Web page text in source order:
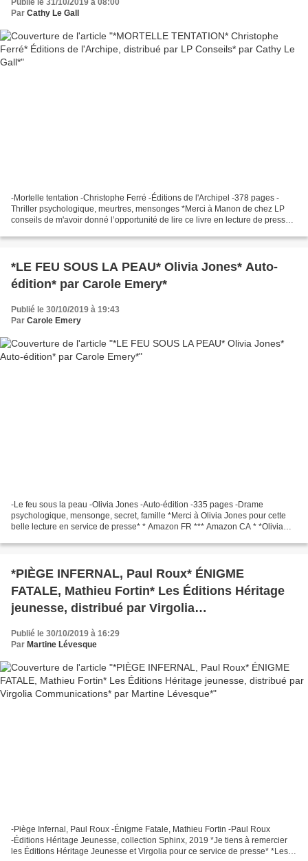
Publié le 31/10/2019 à 08:00
Par Cathy Le Gall
-Mortelle tentation -Christophe Ferré -Éditions de l'Archipel -378 pages -
Thriller psychologique, meurtres, mensonges *Merci à Manon de chez LP
conseils de m'avoir donné l’opportunité de lire ce livre en lecture de presse*
*LE FEU SOUS LA PEAU* Olivia Jones* Auto-
édition* par Carole Emery*
Publié le 30/10/2019 à 19:43
Par Carole Emery
-Le feu sous la peau -Olivia Jones -Auto-édition -335 pages -Drame
psychologique, mensonge, secret, famille *Merci à Olivia Jones pour cette
belle lecture en service de presse* * Amazon FR *** Amazon CA * *Olivia
*PIÈGE INFERNAL, Paul Roux* ÉNIGME
FATALE, Mathieu Fortin* Les Éditions Héritage
jeunesse, distribué par Virgolia
Communications* par Martine Lévesque*
Publié le 30/10/2019 à 16:29
Par Martine Lévesque
-Piège Infernal, Paul Roux -Énigme Fatale, Mathieu Fortin -Paul Roux
-Éditions Héritage Jeunesse, collection Sphinx, 2019 *Je tiens à remercier
les Éditions Héritage Jeunesse et Virgolia pour ce service de presse* *Les